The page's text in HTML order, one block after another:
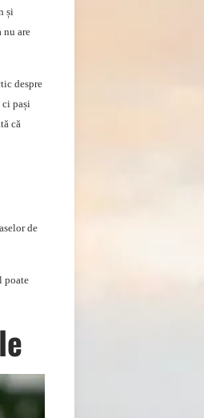
și
nu are
despre
ci pași
că
de
poate